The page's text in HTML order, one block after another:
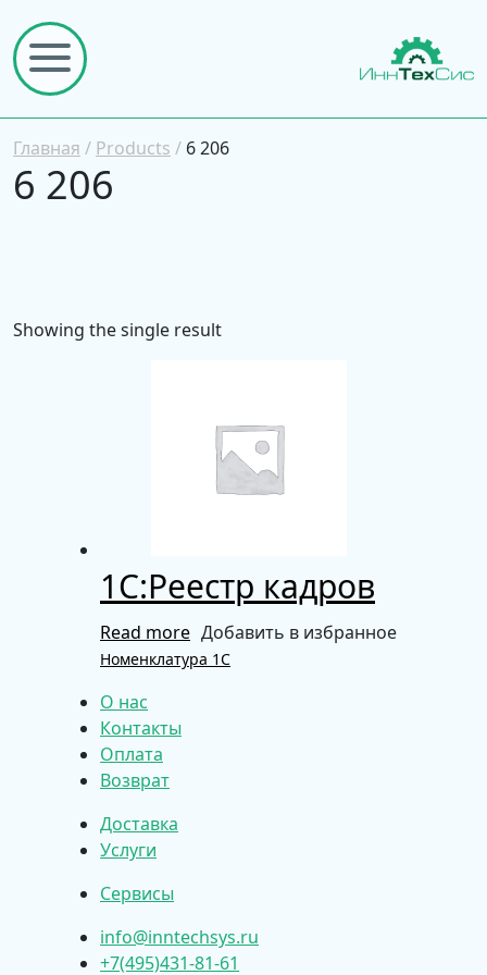
Главная / Products / 6 206
6 206
Showing the single result
1С:Реестр кадров
Read more Добавить в избранное
Номенклатура 1С
О нас
Контакты
Оплата
Возврат
Доставка
Услуги
Сервисы
info@inntechsys.ru
+7(495)431-81-61